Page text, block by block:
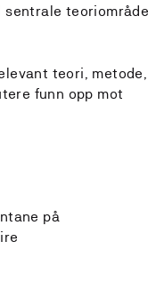
sentrale teoriområde
teori, metode,
funn opp mot
på